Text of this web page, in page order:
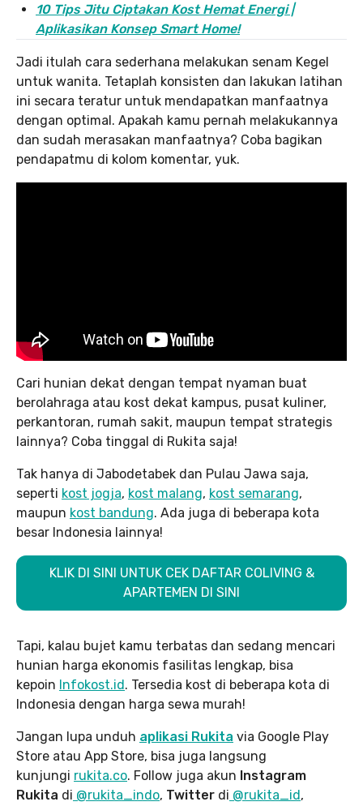
10 Tips Jitu Ciptakan Kost Hemat Energi |
Aplikasikan Konsep Smart Home!
Jadi itulah cara sederhana melakukan senam Kegel
untuk wanita. Tetaplah konsisten dan lakukan latihan
ini secara teratur untuk mendapatkan manfaatnya
dengan optimal. Apakah kamu pernah melakukannya
dan sudah merasakan manfaatnya? Coba bagikan
pendapatmu di kolom komentar, yuk.
Cari hunian dekat dengan tempat nyaman buat
berolahraga atau kost dekat kampus, pusat kuliner,
perkantoran, rumah sakit, maupun tempat strategis
lainnya? Coba tinggal di Rukita saja!
Tak hanya di Jabodetabek dan Pulau Jawa saja,
seperti kost jogja, kost malang, kost semarang,
maupun kost bandung. Ada juga di beberapa kota
besar Indonesia lainnya!
KLIK DI SINI UNTUK CEK DAFTAR COLIVING &
APARTEMEN DI SINI
Tapi, kalau bujet kamu terbatas dan sedang mencari
hunian harga ekonomis fasilitas lengkap, bisa
kepoin Infokost.id. Tersedia kost di beberapa kota di
Indonesia dengan harga sewa murah!
Jangan lupa unduh aplikasi Rukita via Google Play
Store atau App Store, bisa juga langsung
kunjungi rukita.co. Follow juga akun Instagram
Rukita di @rukita_indo, Twitter di @rukita_id,